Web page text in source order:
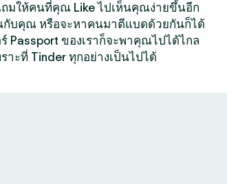
มให้คนที่คุณ Like ไปเห็นคุณง่ายขึ้นอีก
กับคุณ หรือจะหาคนมาตีแบดด้วยกันก็ได้
Passport ของเราก็จะพาคุณไปได้ไกล
าะที่ Tinder ทุกอย่างเป็นไปได้